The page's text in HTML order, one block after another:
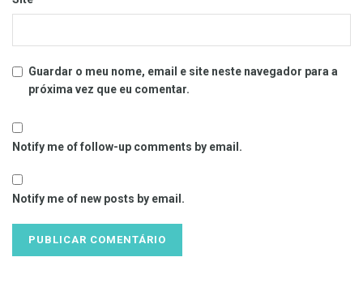
Guardar o meu nome, email e site neste navegador para a
próxima vez que eu comentar.
Notify me of follow-up comments by email.
Notify me of new posts by email.